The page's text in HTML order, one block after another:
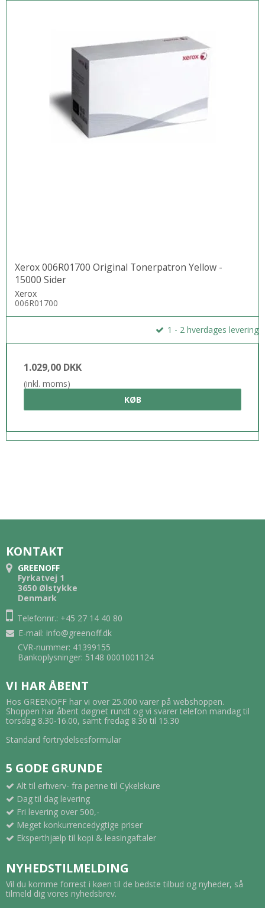
Xerox 006R01700 Original Tonerpatron Yellow -
15000 Sider
Xerox
006R01700
1 - 2 hverdages levering
1.029,00 DKK
(inkl. moms)
KØB
KONTAKT
GREENOFF
Fyrkatvej 1
3650 Ølstykke
Denmark
Telefonnr.: +45 27 14 40 80
E-mail: info@greenoff.dk
CVR-nummer: 41399155
Bankoplysninger: 5148 0001001124
VI HAR ÅBENT
Hos GREENOFF har vi over 25.000 varer på webshoppen.
Shoppen har åbent døgnet rundt og vi svarer telefon mandag til
torsdag 8.30-16.00, samt fredag 8.30 til 15.30
Standard fortrydelsesformular
5 GODE GRUNDE
Alt til erhverv- fra penne til Cykelskure
Dag til dag levering
Fri levering over 500,-
Meget konkurrencedygtige priser
Eksperthjælp til kopi & leasingaftaler
NYHEDSTILMELDING
Vil du komme forrest i køen til de bedste tilbud og nyheder, så
tilmeld dig vores nyhedsbrev.